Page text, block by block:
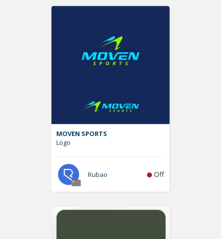
MOVEN SPORTS
Logo
Rubao Off